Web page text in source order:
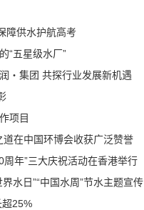
障供水护航高考
“五星级水厂”
・集团 共探行业发展新机遇
项目
道在中国环博会收获广泛赞誉
年”三大庆祝活动在香港举行
水日”“中国水周”节水主题宣传
25%